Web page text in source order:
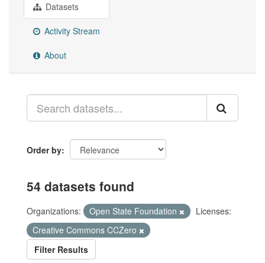
Datasets
Activity Stream
About
Order by
54 datasets found
Organizations: Open State Foundation
Licenses:
Creative Commons CCZero
Filter Results